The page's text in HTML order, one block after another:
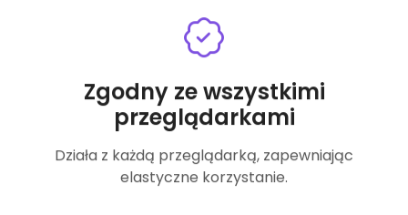
Zgodny ze wszystkimi
przeglądarkami
Działa z każdą przeglądarką, zapewniając
elastyczne korzystanie.